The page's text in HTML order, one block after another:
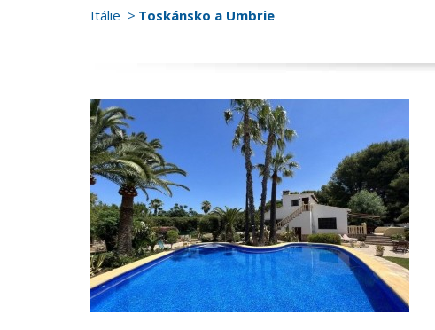
Itálie Toskánsko a Umbrie